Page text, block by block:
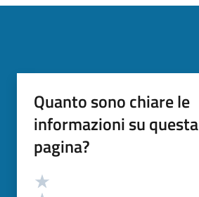
Quanto sono chiare le
informazioni su questa
pagina?
Valutazione